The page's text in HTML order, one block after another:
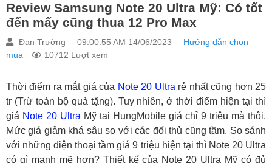
Review Samsung Note 20 Ultra Mỹ: Có tốt
đến mấy cũng thua 12 Pro Max
Đan Trường 09:00:55 AM 14/06/2023
Hướng dẫn chọn
mua
10712 Lượt xem
Thời điểm ra mắt giá của Note 20 Ultra rẻ nhất cũng hơn 25
tr (Trừ toàn bộ quà tặng). Tuy nhiên, ở thời điểm hiện tại thì
giá Note 20 Ultra Mỹ tại HungMobile giá chỉ 9 triệu mà thôi.
Mức giá giảm khá sâu so với các đối thủ cũng tầm. So sánh
với những điện thoại tầm giá 9 triệu hiện tại thì Note 20 Ultra
có gì mạnh mẽ hơn? Thiết kế của Note 20 Ultra Mỹ có đủ